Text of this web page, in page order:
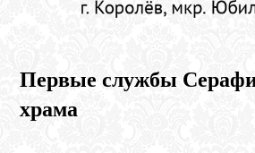
Первые службы
храма